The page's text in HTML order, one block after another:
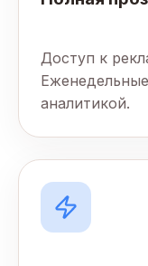
Доступ к
аналитикой.